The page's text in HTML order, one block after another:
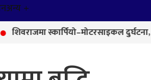
अन्य +
स्कार्पियो–मोटरसाइकल दुर्घटना, एकको मृत्यु